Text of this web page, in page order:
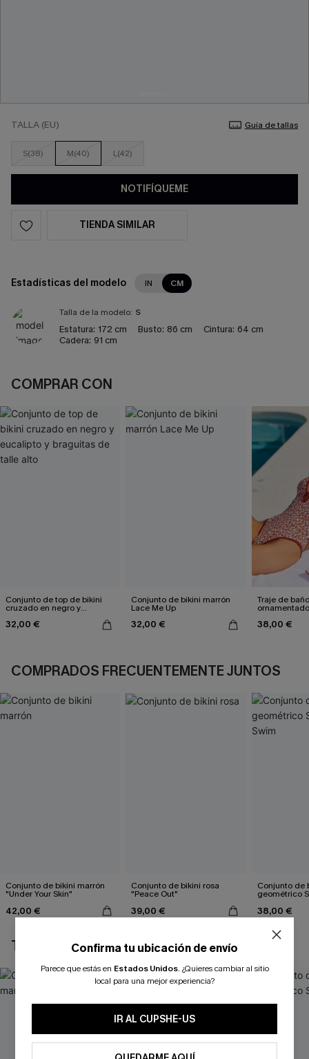
TALLA (EU) Guía de tallas
S(38) M(40) L(42)
NOTIFÍQUEME
TIENDA SIMILAR
Estadísticas del modelo IN CM
Talla de la modelo: S
Estatura: 172 cm Busto: 86 cm Cintura: 64 cm
Cadera: 91 cm
COMPRAR CON
Conjunto de top de bikini
cruzado en negro y
eucalipto y braguitas de
talle alto
32,00 €
Conjunto de bikini marrón
Lace Me Up
32,00 €
Traje de
38,00 €
COMPRADOS FRECUENTEMENTE JUNTOS
Conjunto de bikini marrón
"Under Your Skin"
42,00 €
Conjunto de bikini rosa
"Peace Out"
39,00 €
Conjunto de
geométrico
38,00 €
TAMBIÉN TE PUEDE GUSTAR
Confirma tu ubicación de envío
Parece que estás en Estados Unidos. ¿Quieres cambiar al sitio
local para una mejor experiencia?
IR AL CUPSHE-US